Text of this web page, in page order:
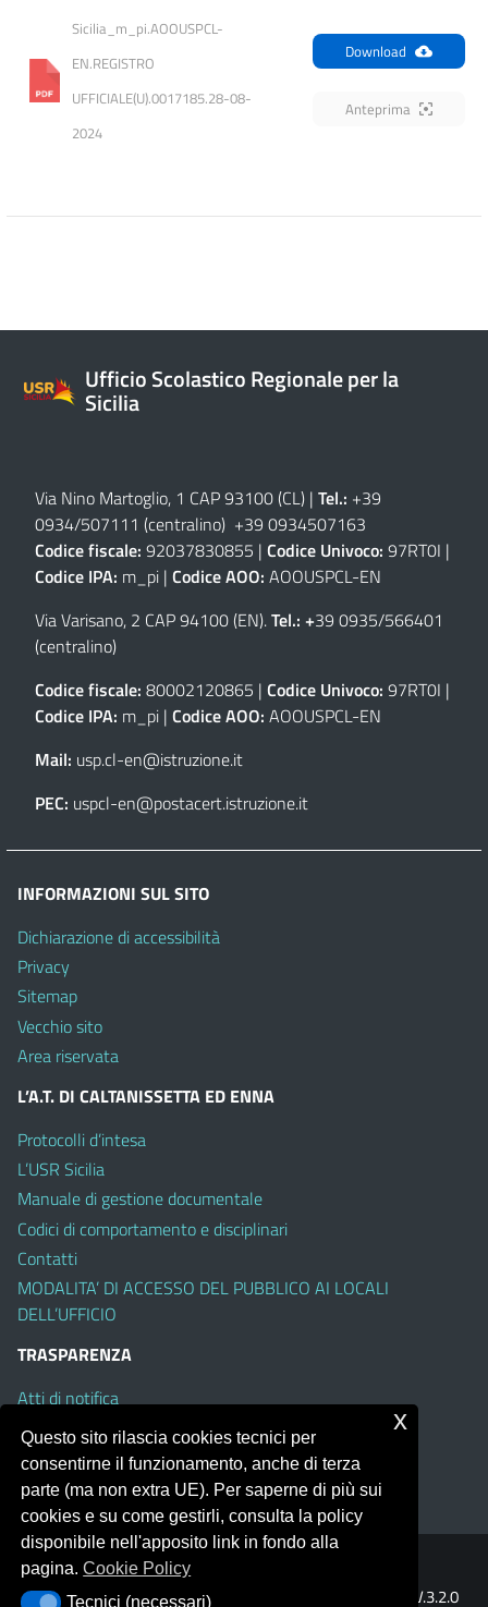
Sicilia_m_pi.AOOUSPCL-
EN.REGISTRO
UFFICIALE(U).0017185.28-08-
2024
Download
Anteprima
Ufficio Scolastico Regionale per la
Sicilia
Via Nino Martoglio, 1 CAP 93100 (CL) | Tel.: +39
0934/507111 (centralino) +39 0934507163
Codice fiscale: 92037830855 | Codice Univoco: 97RT0I |
Codice IPA: m_pi | Codice AOO: AOOUSPCL-EN
Via Varisano, 2 CAP 94100 (EN).Tel.: +39 0935/566401
(centralino)
Codice fiscale: 80002120865 | Codice Univoco: 97RT0I |
Codice IPA: m_pi | Codice AOO: AOOUSPCL-EN
Mail: usp.cl-en@istruzione.it
PEC: uspcl-en@postacert.istruzione.it
INFORMAZIONI SUL SITO
Dichiarazione di accessibilità
Privacy
Sitemap
Vecchio sito
Area riservata
L’A.T. DI CALTANISSETTA ED ENNA
Protocolli d’intesa
L’USR Sicilia
Manuale di gestione documentale
Codici di comportamento e disciplinari
Contatti
MODALITA’ DI ACCESSO DEL PUBBLICO AI LOCALI
DELL’UFFICIO
TRASPARENZA
Atti di notifica
Albo on line
Amministrazione Trasparente
Obiettivi di Accessibilità
Portale realizzato con la piattaforma
Template Italia configurato sul tema accessibile
V.3.2.0
Questo sito rilascia cookies tecnici per
consentirne il funzionamento, anche di terza
parte (ma non extra UE). Per saperne di più sui
cookies e su come gestirli, consulta la policy
disponibile nell'apposito link in fondo alla
pagina.Cookie Policy
Tecnici (necessari)
Tecnici (necessari)
x